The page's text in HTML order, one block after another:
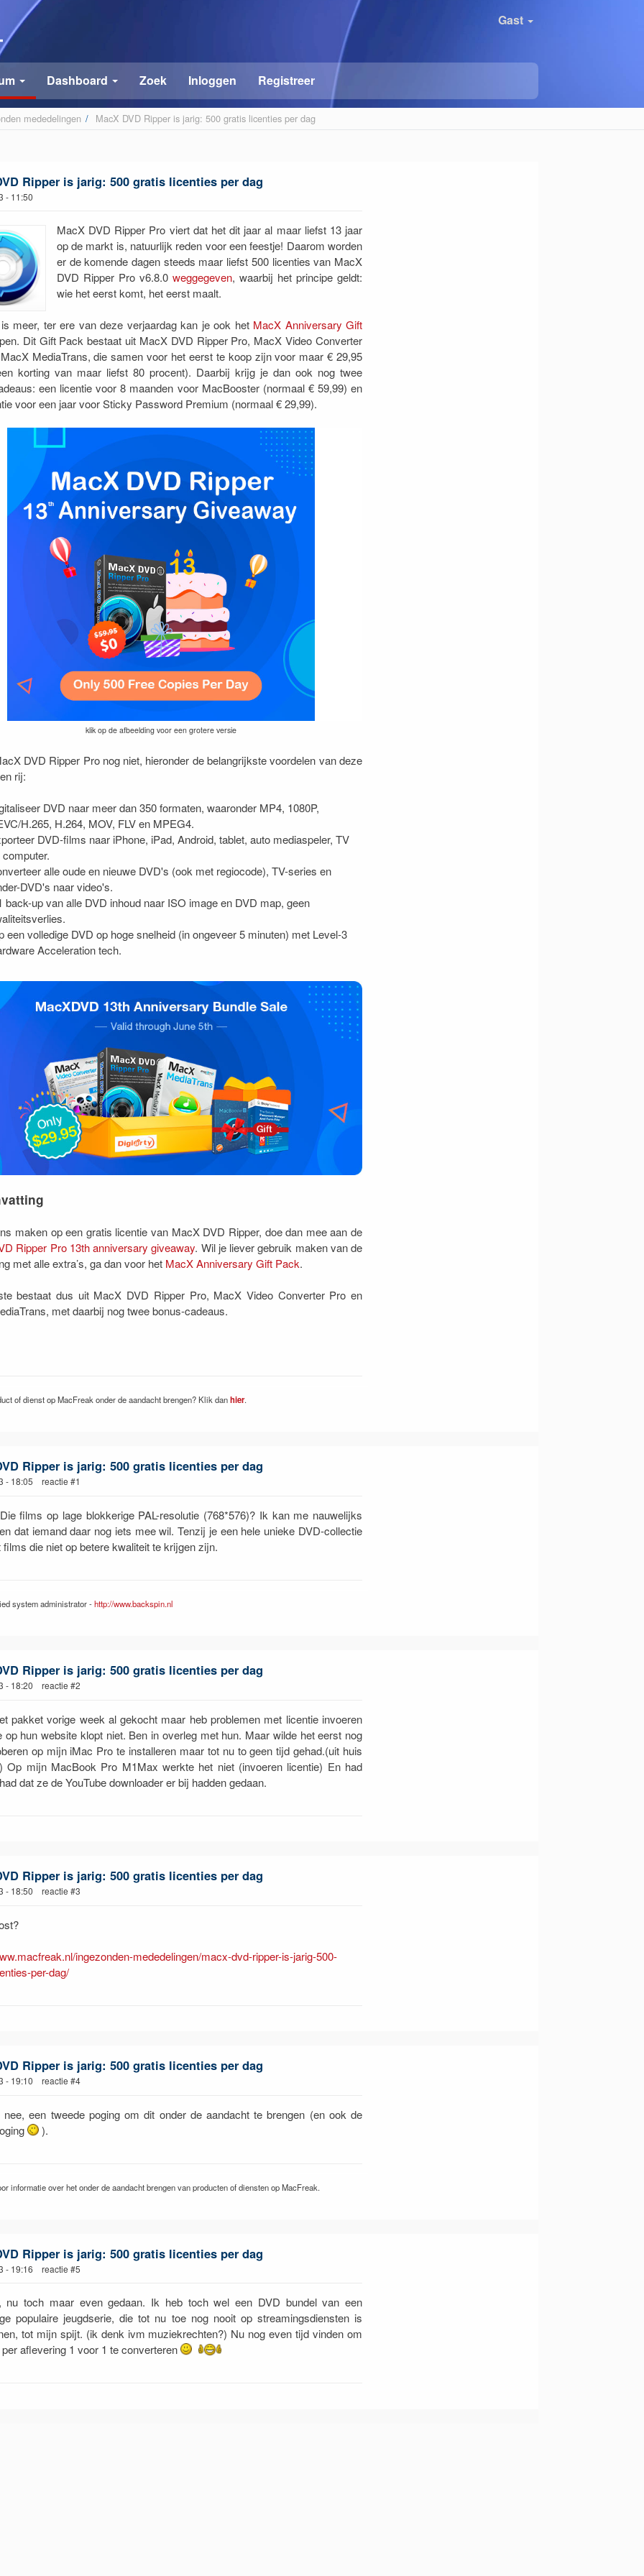
Gast
Dashboard Zoek Inloggen Registreer
mededelingen / MacX DVD Ripper is jarig: 500 gratis licenties per dag
Ripper is jarig: 500 gratis licenties per dag
- 11:50
MacX DVD Ripper Pro viert dat het dit jaar al maar liefst 13 jaar
op de markt is, natuurlijk reden voor een feestje! Daarom worden
er de komende dagen steeds maar liefst 500 licenties van MacX
DVD Ripper Pro v6.8.0 weggegeven, waarbij het principe geldt:
wie het eerst komt, het eerst maalt.
meer, ter ere van deze verjaardag kan je ook het MacX Anniversary Gift
Dit Gift Pack bestaat uit MacX DVD Ripper Pro, MacX Video Converter
MediaTrans, die samen voor het eerst te koop zijn voor maar € 29,95
korting van maar liefst 80 procent). Daarbij krijg je dan ook nog twee
een licentie voor 8 maanden voor MacBooster (normaal € 59,99) en
voor een jaar voor Sticky Password Premium (normaal € 29,99).
klik op de afbeelding voor een grotere versie
DVD Ripper Pro nog niet, hieronder de belangrijkste voordelen van deze
rij:
DVD naar meer dan 350 formaten, waaronder MP4, 1080P,
H.265, H.264, MOV, FLV en MPEG4.
DVD-films naar iPhone, iPad, Android, tablet, auto mediaspeler, TV
computer.
alle oude en nieuwe DVD's (ook met regiocode), TV-series en
DVD's naar video's.
back-up van alle DVD inhoud naar ISO image en DVD map, geen
een volledige DVD op hoge snelheid (in ongeveer 5 minuten) met Level-3
Acceleration tech.
maken op een gratis licentie van MacX DVD Ripper, doe dan mee aan de
Ripper Pro 13th anniversary giveaway. Wil je liever gebruik maken van de
met alle extra’s, ga dan voor het MacX Anniversary Gift Pack.
bestaat dus uit MacX DVD Ripper Pro, MacX Video Converter Pro en
met daarbij nog twee bonus-cadeaus.
of dienst op MacFreak onder de aandacht brengen? Klik danhier.
Ripper is jarig: 500 gratis licenties per dag
- 18:05 reactie #1
films op lage blokkerige PAL-resolutie (768*576)? Ik kan me nauwelijks
dat iemand daar nog iets mee wil. Tenzij je een hele unieke DVD-collectie
films die niet op betere kwaliteit te krijgen zijn.
system administrator -http://www.backspin.nl
Ripper is jarig: 500 gratis licenties per dag
- 18:20 reactie #2
pakket vorige week al gekocht maar heb problemen met licentie invoeren
op hun website klopt niet. Ben in overleg met hun. Maar wilde het eerst nog
op mijn iMac Pro te installeren maar tot nu to geen tijd gehad.(uit huis
Op mijn MacBook Pro M1Max werkte het niet (invoeren licentie) En had
dat ze de YouTube downloader er bij hadden gedaan.
Ripper is jarig: 500 gratis licenties per dag
- 18:50 reactie #3
ingezonden-mededelingen/macx-dvd-ripper-is-jarig-500-
per-dag/
Ripper is jarig: 500 gratis licenties per dag
- 19:10 reactie #4
nee, een tweede poging om dit onder de aandacht te brengen (en ook de
).
informatie over het onder de aandacht brengen van producten of diensten op MacFreak.
Ripper is jarig: 500 gratis licenties per dag
- 19:16 reactie #5
nu toch maar even gedaan. Ik heb toch wel een DVD bundel van een
populaire jeugdserie, die tot nu toe nog nooit op streamingsdiensten is
tot mijn spijt. (ik denk ivm muziekrechten?) Nu nog even tijd vinden om
aflevering 1 voor 1 te converteren